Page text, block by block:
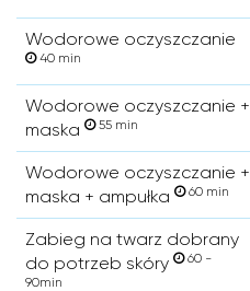
Wodorowe oczyszczanie
40 min
Wodorowe oczyszczanie +
maska
55 min
Wodorowe oczyszczanie +
maska + ampułka
60 min
Zabieg na twarz dobrany
do potrzeb skóry
60 -
90min